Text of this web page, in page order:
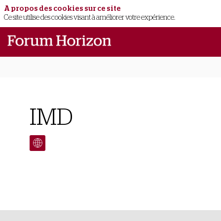
IMD
A propos des cookies sur ce site
Ce site utilise des cookies visant à améliorer votre expérience.